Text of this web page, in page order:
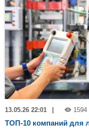
13.05.26 22:01 1594
ТОП-10 компаний для